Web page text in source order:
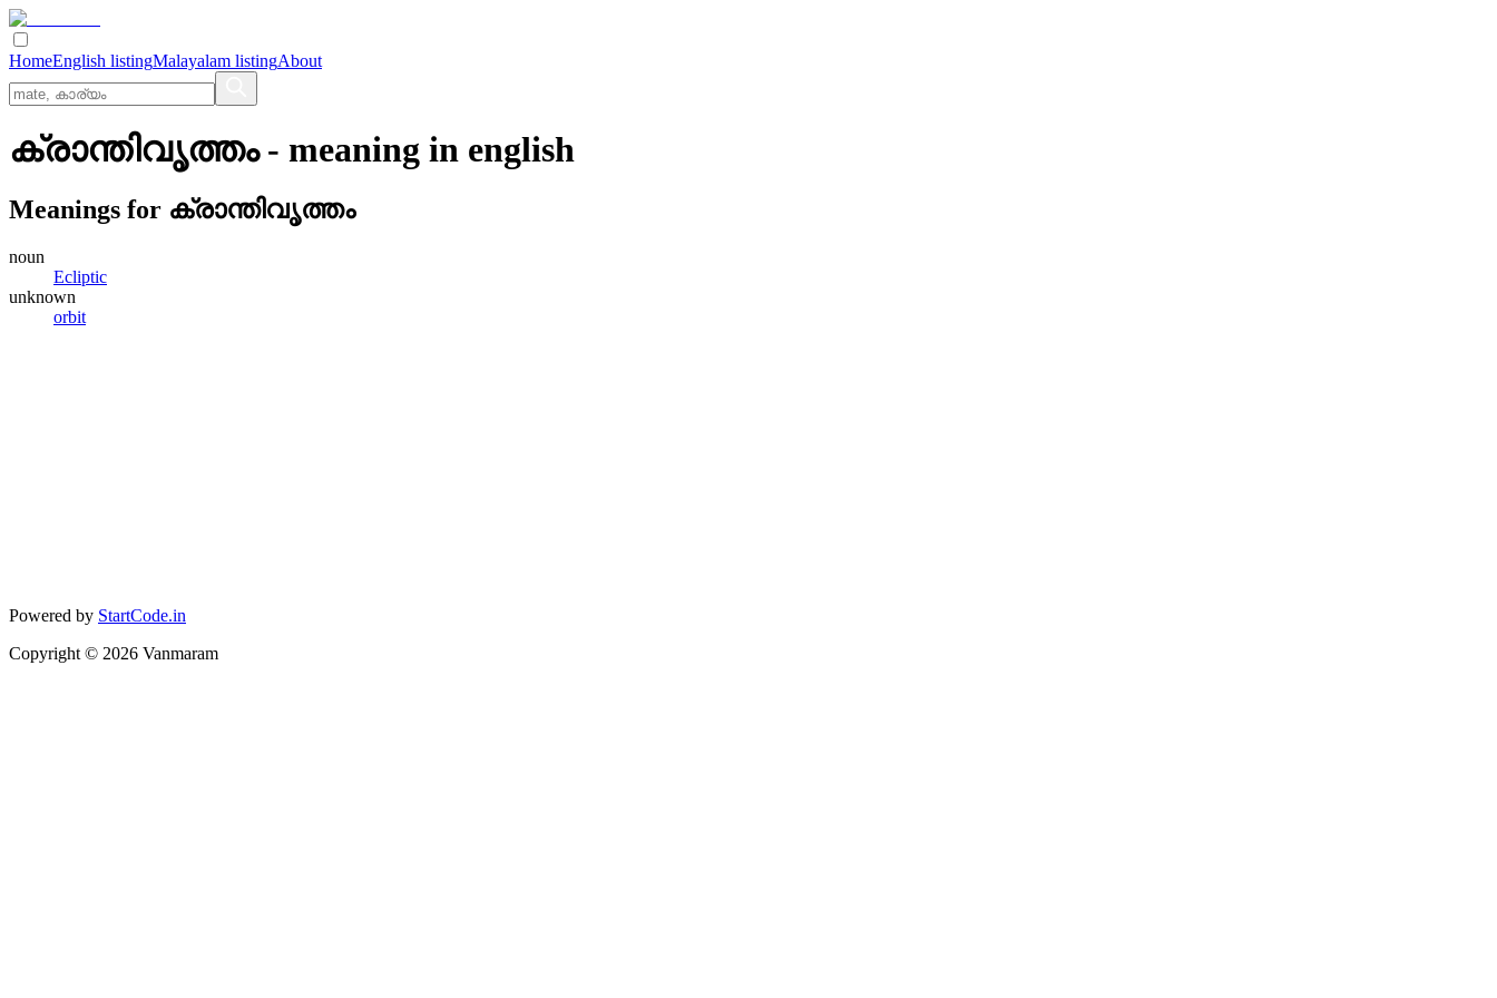
HomeEnglish listingMalayalam listingAbout
ക്രാന്തിവൃത്തം- meaning in english
Meanings for ക്രാന്തിവൃത്തം
noun
Ecliptic
unknown
orbit
Powered by StartCode.in
Copyright © 2026 Vanmaram